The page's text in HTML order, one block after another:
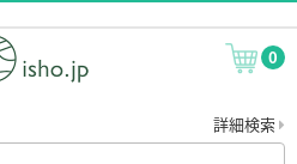
0
詳細検索